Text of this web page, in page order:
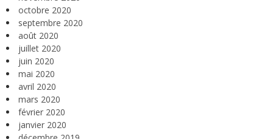
octobre 2020
septembre 2020
août 2020
juillet 2020
juin 2020
mai 2020
avril 2020
mars 2020
février 2020
janvier 2020